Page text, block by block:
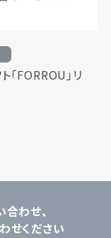
FORROU」リ
わせ、
せください